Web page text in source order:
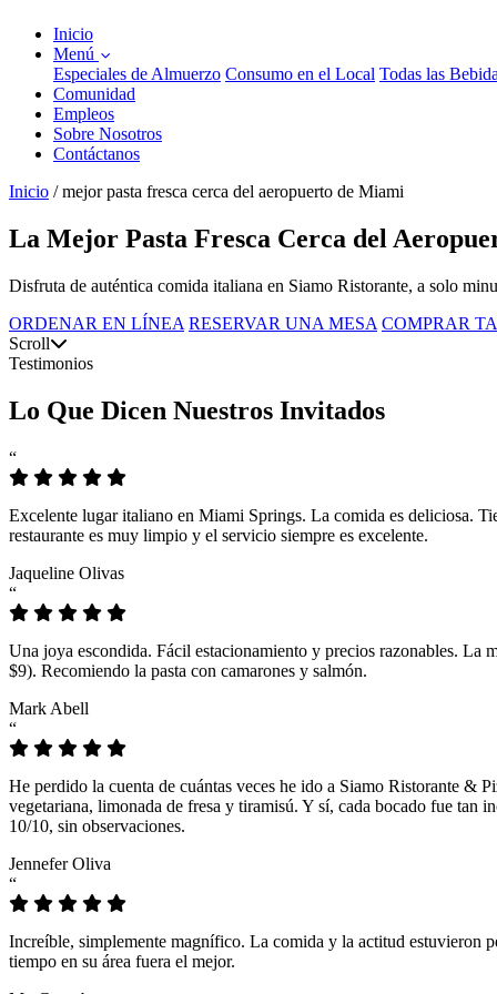
Inicio
Menú
Especiales de Almuerzo Consumo en el Local Todas las
Comunidad
Empleos
Sobre Nosotros
Contáctanos
Inicio / mejor pasta fresca cerca del aeropuerto de Miami
La Mejor Pasta Fresca Cerca del
Disfruta de auténtica comida italiana en Siamo Ristorante, a solo
ORDENAR EN LÍNEA RESERVAR UNA MESA COMPRAR
Scroll
Testimonios
Lo Que Dicen Nuestros Invitados
“
Excelente lugar italiano en Miami Springs. La comida es deliciosa.
restaurante es muy limpio y el servicio siempre es excelente.
Jaqueline Olivas
“
Una joya escondida. Fácil estacionamiento y precios razonables.
$9). Recomiendo la pasta con camarones y salmón.
Mark Abell
“
He perdido la cuenta de cuántas veces he ido a Siamo Ristorante &
vegetariana, limonada de fresa y tiramisú. Y sí, cada bocado fue tan
10/10, sin observaciones.
Jennefer Oliva
“
Increíble, simplemente magnífico. La comida y la actitud estuvieron
tiempo en su área fuera el mejor.